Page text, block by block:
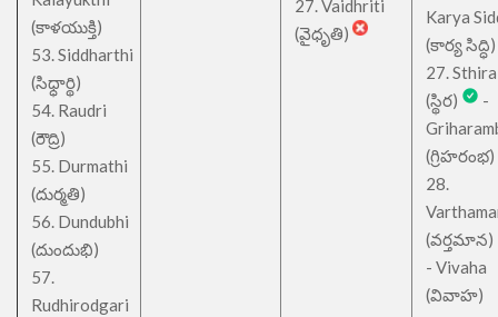
(కాళయుక్తి)
53. Siddharthi
(సిధ్ధార్థి)
54. Raudri
(రౌద్రి)
55. Durmathi
(దుర్మతి)
56. Dundubhi
(దుందుభి)
57.
Rudhirodgari
27. Vaidhriti
(వైధృతి)
Karya
(కార్య సిద్ధి)
27. Sthira
(స్థిర)
-
(గ్రిహరంభ)
28.
(వర్తమాన)
- Vivaha
(వివాహ)